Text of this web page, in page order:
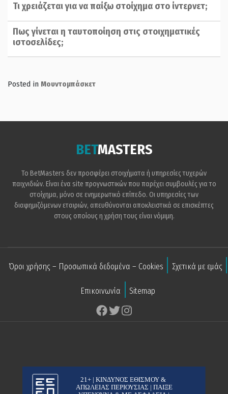
Τι χρειάζεται για να παίξω στοίχημα στο ίντερνετ;
Πως γίνεται η ταυτοποίηση στις στοιχηματικές
ιστοσελίδες;
Posted in Μουντομπάσκετ
BETMASTERS
Το BetMasters δεν προσφέρει στοιχήματα ή υπηρεσίες τυχερών
παιχνιδιών. Είναι ένα site προγνωστικών που παρέχει συμβουλές για το
στοίχημα, μόνο σε ενημερωτικό επίπεδο. Οι υπηρεσίες των
διαφημιζόμενων εταιριών, απευθύνονται αποκλειστικά σε επισκέπτες
στους οποίους η χρήση τους είναι νόμιμη.
Όροι χρήσης – Προσωπικά δεδομένα – Cookies Σχετικά με εμάς
Επικοινωνία Sitemap